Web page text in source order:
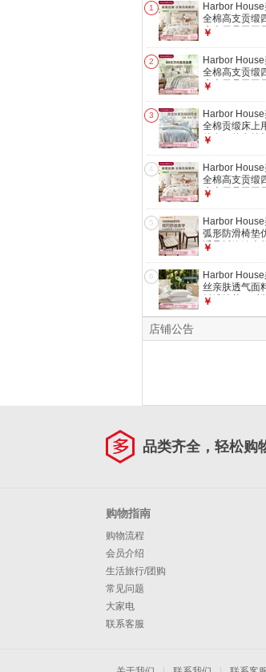
1
Harbor
全棉高支贡缎
床上用品田园
艺术花鸟【
件套】 1.8米
（被套
220*240cm）
￥
2
Harbor
全棉高支贡缎
床上用品田园
绿意盎然风【
四件套】 1.8
款 （被套
220*240cm）
￥
3
Harbor
全棉贡缎床上
件套三件套纯
件 珊瑚之梦贡
件套-床单款
Coral Tide
单款 被套
200*230cm
￥
4
Harbor
全棉高支贡缎
床上用品田园
艺术花鸟【
件套】 1.5米
（被套
200*230cm）
￥
5
Harbor
弧形防滑椅垫
适承托绗缝坐
滑可水洗弧形
大-
￥
6
Harbor
丝亲肤透气面
纤维枕芯一对
￥
店铺公告
品类齐全，轻松购
购物指南
购物流程
会员介绍
生活旅行/团购
常见问题
大家电
联系客服